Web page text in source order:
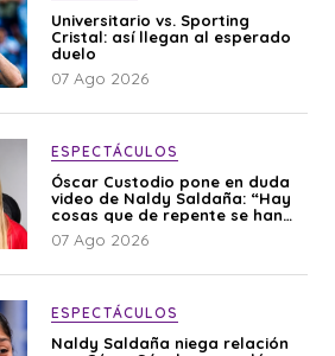
Universitario vs. Sporting
Cristal: así llegan al esperado
duelo
07 Ago 2026
ESPECTÁCULOS
Óscar Custodio pone en duda
video de Naldy Saldaña: “Hay
cosas que de repente se han
editado”
07 Ago 2026
ESPECTÁCULOS
Naldy Saldaña niega relación